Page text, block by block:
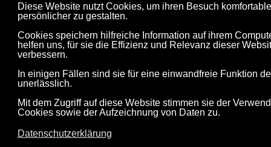
Diese Website nutzt Cookies, um ihren Besuch
persönlicher zu gestalten.
Cookies speichern hilfreiche Information auf ihrem
helfen uns, für sie die Effizienz und Relevanz dieser
verbessern.
In einigen Fällen sind sie für eine einwandfreie Funktion
unerlässlich.
Mit dem Zugriff auf diese Website stimmen sie der
Cookies sowie der Aufzeichnung von Daten zu.
Datenschutzerklärung
Impressum|